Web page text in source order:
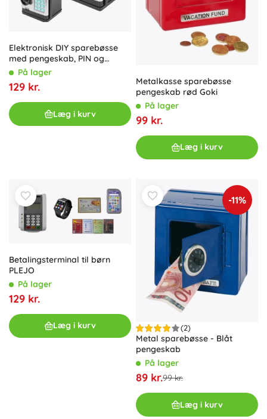
Elektronisk DIY sparebøsse
med pengeskab, PIN og
lydeffekter
På lager
129 kr.
Læg i kurv
Metalkasse sparebøsse
pengeskab rød Goki
På lager
99 kr.
Læg i kurv
Betalingsterminal til børn
PLEJO
På lager
129 kr.
Læg i kurv
-11%
(2)
Metal sparebøsse - Blåt
pengeskab
På lager
89 kr.99 kr.
Læg i kurv